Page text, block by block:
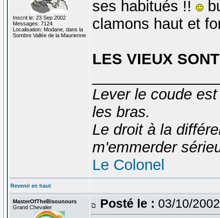
Inscrit le: 23 Sep 2002
Messages: 7124
Localisation: Modane, dans la
Sombre Vallée de la Maurienne
ses habitués !!
clamons haut et
LES VIEUX
Lever le coude
les bras.
Le droit à la
m'emmerder
Le Colonel
Revenir en haut
MasterOfTheBisounours
Grand Chevalier
Posté le : 03/10/